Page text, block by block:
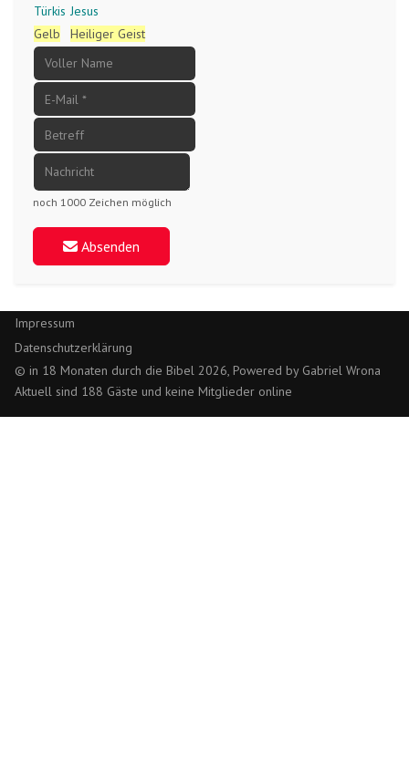
Türkis Jesus
Gelb
Heiliger Geist
noch 1000 Zeichen möglich
Absenden
Impressum
Datenschutzerklärung
© in 18 Monaten durch die Bibel 2026, Powered by Gabriel Wrona
Aktuell sind 188 Gäste und keine Mitglieder online